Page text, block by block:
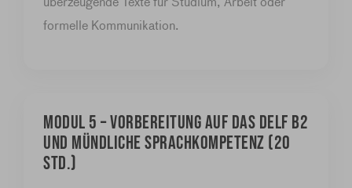
formelle Kommunikation.
MODUL 5 – Vorbereitung auf das DELF B2
und mündliche Sprachkompetenz (20
Std.)